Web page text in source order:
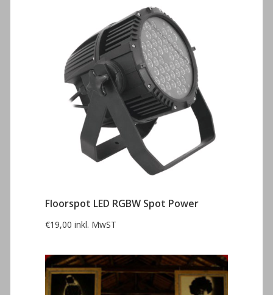
Floorspot LED RGBW Spot Power
€19,00 inkl. MwST